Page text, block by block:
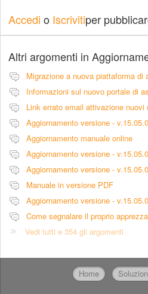
Accedi o Iscrivitiper
Altri argomenti in
Migrazione a nuova piattaforma di
Informazioni sul nuovo portale di
Link errato email attivazione nuovi
Aggiornamento versione -
Aggiornamento manuale online
Aggiornamento versione -
Aggiornamento versione -
Manuale in versione PDF
Aggiornamento versione -
Vedi tutti e 354 gli argomenti
Home